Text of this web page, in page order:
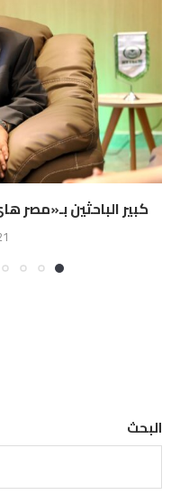
كبير الباحثين بـ«مصر
البحث